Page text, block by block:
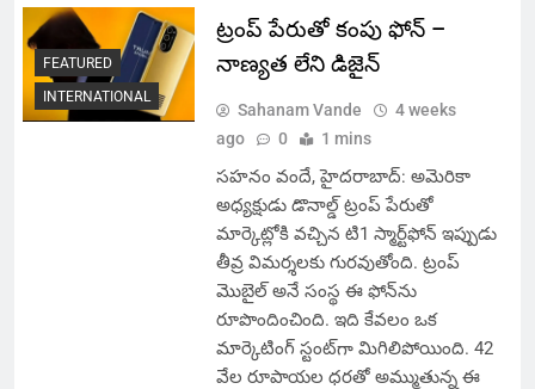
FEATURED
INTERNATIONAL
ట్రంప్ పేరుతో కంపు ఫోన్ –
నాణ్యత లేని డిజైన్
Sahanam Vande
4 weeks
ago
0 1 mins
సహనం వందే, హైదరాబాద్: అమెరికా
అధ్యక్షుడు డొనాల్డ్ ట్రంప్ పేరుతో
మార్కెట్లోకి వచ్చిన టి1 స్మార్ట్‌ఫోన్ ఇప్పుడు
తీవ్ర విమర్శలకు గురవుతోంది. ట్రంప్
మొబైల్ అనే సంస్థ ఈ ఫోన్‌ను
రూపొందించింది. ఇది కేవలం ఒక
మార్కెటింగ్ స్టంట్‌గా మిగిలిపోయింది. 42
వేల రూపాయల ధరతో అమ్ముతున్న ఈ